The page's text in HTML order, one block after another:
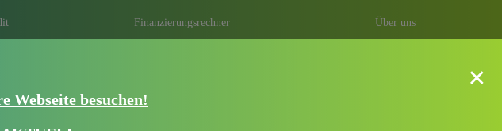
Finanzierungsrechner Über uns
in Singen
×
Webseite besuchen!